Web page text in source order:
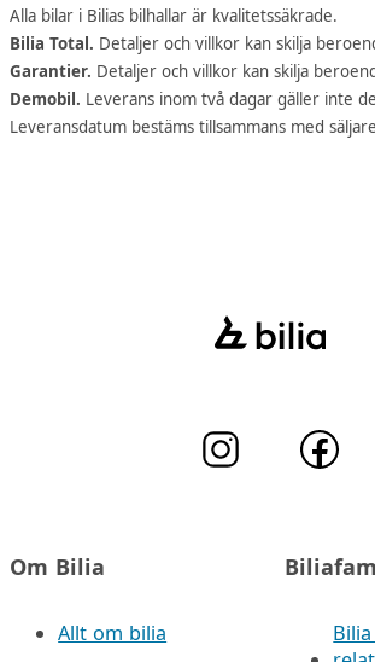
Alla bilar i Bilias bilhallar är kvalitetssäkrade.
Bilia Total. Detaljer och villkor kan skilja
Garantier. Detaljer och villkor kan skilja
Demobil. Leverans inom två dagar gäller inte
Leveransdatum bestäms tillsammans med
Om Bilia
Allt om bilia